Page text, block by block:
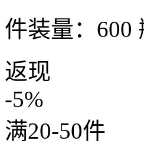
件装量：600
返现
-5%
满20-50件